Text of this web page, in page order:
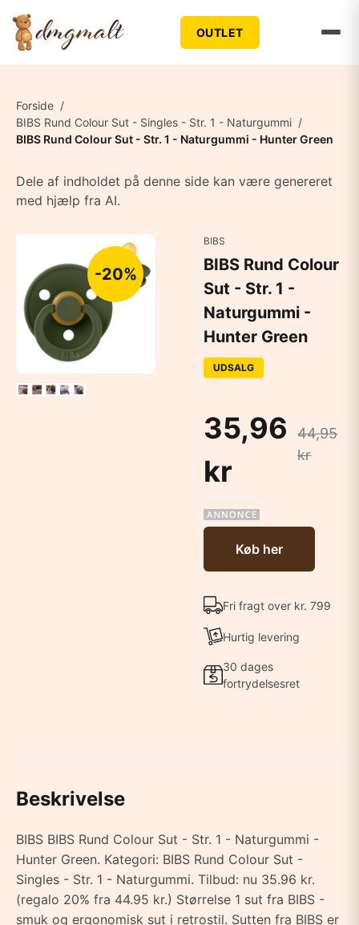
OUTLET
Forside /
BIBS Rund Colour Sut - Singles - Str. 1 - Naturgummi /
BIBS Rund Colour Sut - Str. 1 - Naturgummi - Hunter Green
Dele af indholdet på denne side kan være genereret
med hjælp fra AI.
-20%
BIBS
BIBS Rund Colour
Sut - Str. 1 -
Naturgummi -
Hunter Green
UDSALG
35,96
kr
44,95
kr
Køb her
Fri fragt over kr. 799
Hurtig levering
30 dages
fortrydelsesret
Beskrivelse
BIBS BIBS Rund Colour Sut - Str. 1 - Naturgummi -
Hunter Green. Kategori: BIBS Rund Colour Sut -
Singles - Str. 1 - Naturgummi. Tilbud: nu 35.96 kr.
(regalo 20% fra 44.95 kr.) Størrelse 1 sut fra BIBS -
smuk og ergonomisk sut i retrostil. Sutten fra BIBS er